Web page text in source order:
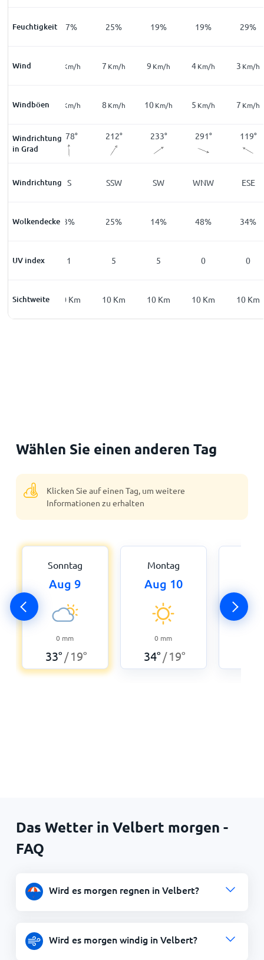
Feuchtigkeit
49% 37% 25% 19% 19% 29%
Wind
6Km/h Km/h 7 Km/h 9 Km/h 4Km/h 3 Km/h
Windböen
13Km/h Km/h 8 Km/h 10Km/h 5 Km/h 7 Km/h
Windrichtung
in Grad
138° 178° 212° 233° 291° 119°
Windrichtung
SE S SSW SW WNW ESE
Wolkendecke
19% 3% 25% 14% 48% 34%
UV index
0 1 5 5 0 0
Sichtweite
10Km 10 Km 10 Km 10 Km 10 Km 10 Km
Wählen Sie einen anderen Tag
Klicken Sie auf einen Tag, um weitere
Informationen zu erhalten
Sonntag
Aug 9
0 mm
33° /19°
Montag
Aug 10
0 mm
34° /19°
Das Wetter in Velbert morgen -
FAQ
Wird es morgen regnen in Velbert?
Wird es morgen windig in Velbert?